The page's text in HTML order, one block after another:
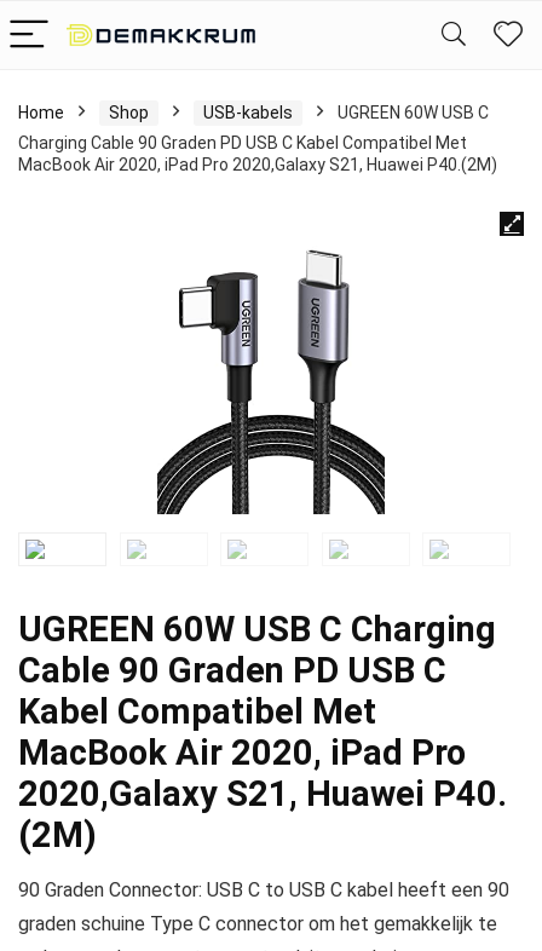
Home Shop USB-kabels
UGREEN 60W USB C
Charging Cable 90 Graden PD USB C Kabel Compatibel Met
MacBook Air 2020, iPad Pro 2020,Galaxy S21, Huawei P40.(2M)
UGREEN 60W USB C Charging
Cable 90 Graden PD USB C
Kabel Compatibel Met
MacBook Air 2020, iPad Pro
2020,Galaxy S21, Huawei P40.
(2M)
90 Graden Connector: USB C to USB C kabel heeft een 90
graden schuine Type C connector om het gemakkelijk te